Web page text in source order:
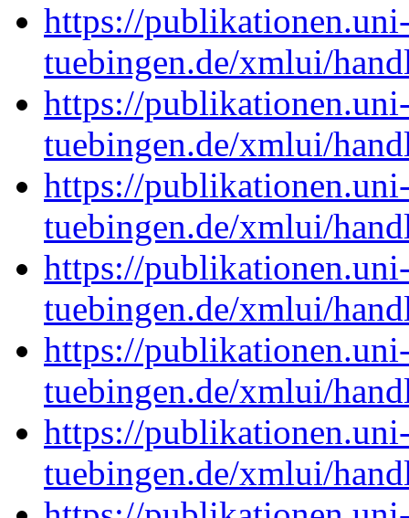
https://
tuebingen.de/xmlui/
https://
tuebingen.de/xmlui/
https://
tuebingen.de/xmlui/
https://
tuebingen.de/xmlui/
https://
tuebingen.de/xmlui/
https://
tuebingen.de/xmlui/